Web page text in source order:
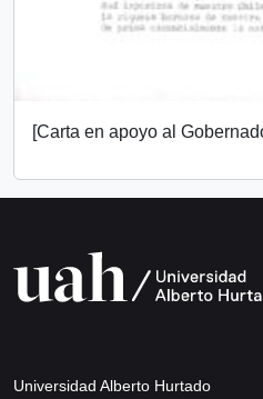
[Carta en apoyo al
Universidad Alberto Hurtado